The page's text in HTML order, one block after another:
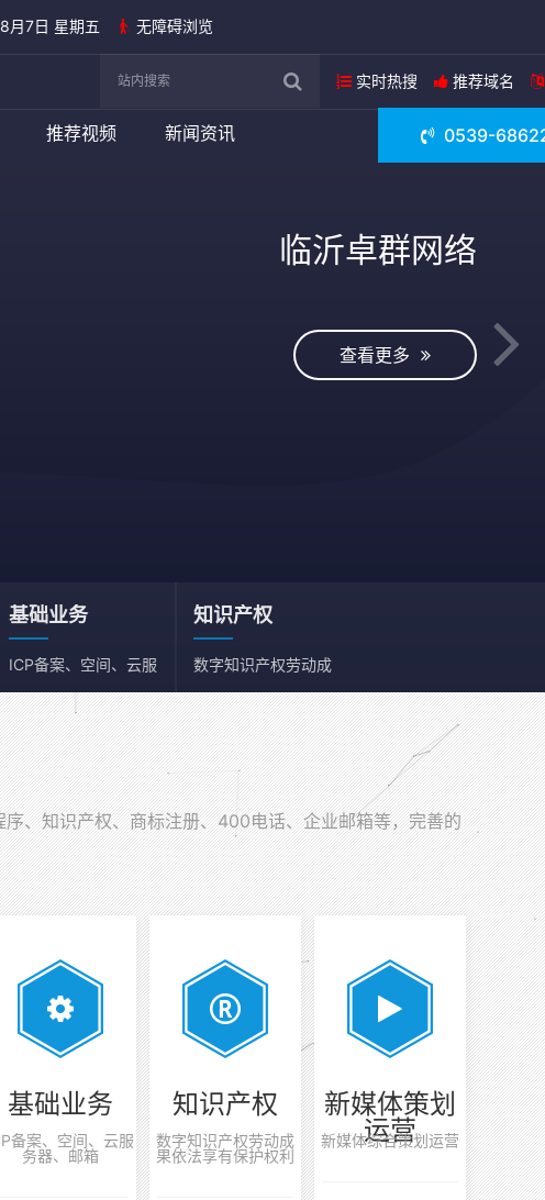
月7日 星期五 无障碍浏览
实时热搜 推荐域名
推荐视频 新闻资讯 0539-
基础业务
ICP备案、空间、云服
务器、邮箱
知识产权
数字知识产权劳动成
果依法享有保护权利
、知识产权、商标注册、400电话、企业邮箱等，完善的
基础业务
备案、空间、云服
务器、邮箱
知识产权
数字知识产权劳动成
果依法享有保护权利
新媒体策划
运营
新媒体综合策划运营